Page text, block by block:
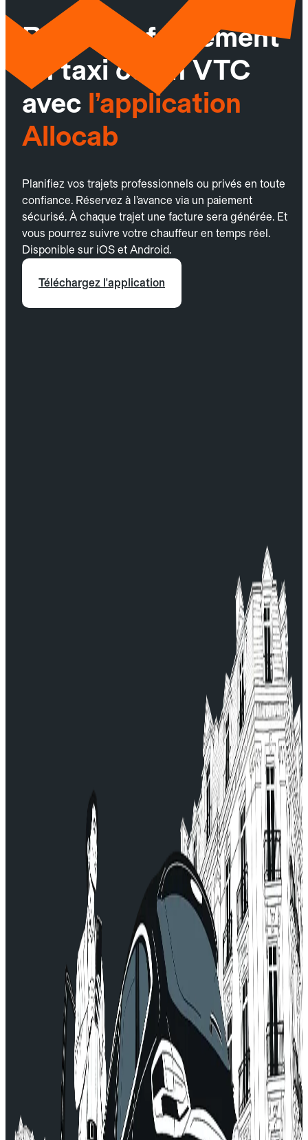
Réservez facilement
un taxi ou un VTC
avec l’application
Allocab
Planifiez vos trajets professionnels ou privés en toute
confiance. Réservez à l’avance via un paiement
sécurisé. À chaque trajet une facture sera générée. Et
vous pourrez suivre votre chauffeur en temps réel.
Disponible sur iOS et Android.
Téléchargez l'application